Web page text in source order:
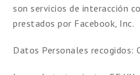
son servicios de interacción
prestados por Facebook, Inc.
Datos Personales recogidos: